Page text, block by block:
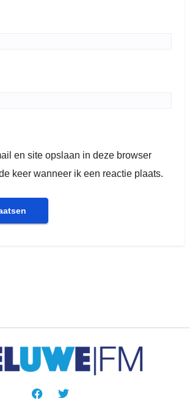
en site opslaan in deze browser
keer wanneer ik een reactie plaats.